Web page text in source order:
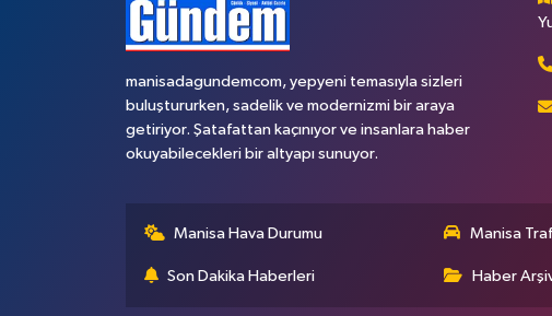
manisadagundemcom, yepyeni temasıyla sizleri
buluştururken, sadelik ve modernizmi bir araya
getiriyor. Şatafattan kaçınıyor ve insanlara haber
okuyabilecekleri bir altyapı sunuyor.
Manisa Hava Durumu Manisa
Son Dakika Haberleri Haber